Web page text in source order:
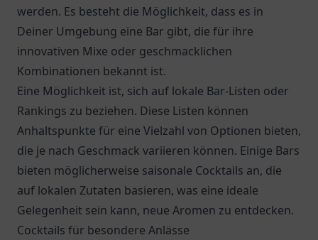
werden. Es besteht die Möglichkeit, dass es in
Deiner Umgebung eine Bar gibt, die für ihre
innovativen Mixe oder geschmacklichen
Kombinationen bekannt ist.
Eine Möglichkeit ist, sich auf lokale Bar-Listen oder
Rankings zu beziehen. Diese Listen können
Anhaltspunkte für eine Vielzahl von Optionen bieten,
die je nach Geschmack variieren können. Einige Bars
bieten möglicherweise saisonale Cocktails an, die
auf lokalen Zutaten basieren, was eine ideale
Gelegenheit sein kann, neue Aromen zu entdecken.
Cocktails für besondere Anlässe